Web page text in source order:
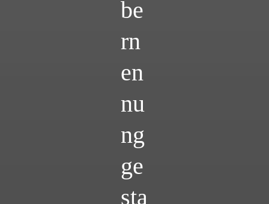
be
rn
en
nu
ng
ge
sta